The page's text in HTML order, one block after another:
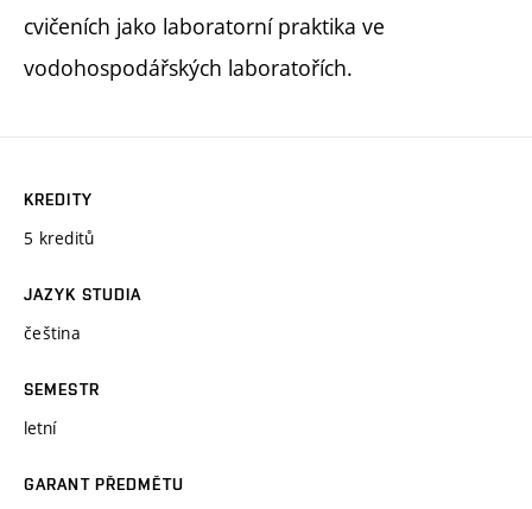
cvičeních jako laboratorní praktika ve
vodohospodářských laboratořích.
KREDITY
5 kreditů
JAZYK STUDIA
čeština
SEMESTR
letní
GARANT PŘEDMĚTU